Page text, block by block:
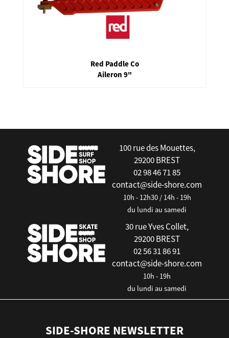
Red Paddle Co
Aileron 9"
100 rue des Mouettes,
29200 BREST
02 98 46 71 85
contact@side-shore.com
10h - 12h30 / 14h - 19h
du lundi au samedi
30 rue Yves Collet,
29200 BREST
02 56 31 86 91
contact@side-shore.com
10h - 19h
du lundi au samedi
SIDE-SHORE NEWSLETTER